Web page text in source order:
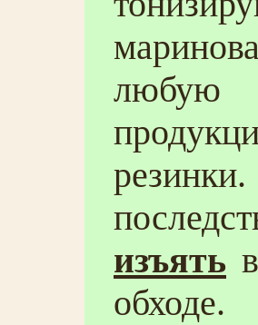
любую
изъять
обходе.